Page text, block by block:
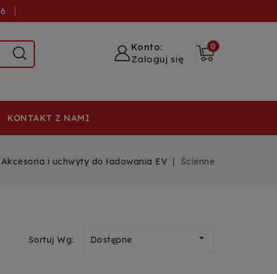
Konto:
Zaloguj się
0
KONTAKT Z NAMI
Akcesoria i uchwyty do ładowania EV Ścienne
Sortuj Wg: Dostępne 